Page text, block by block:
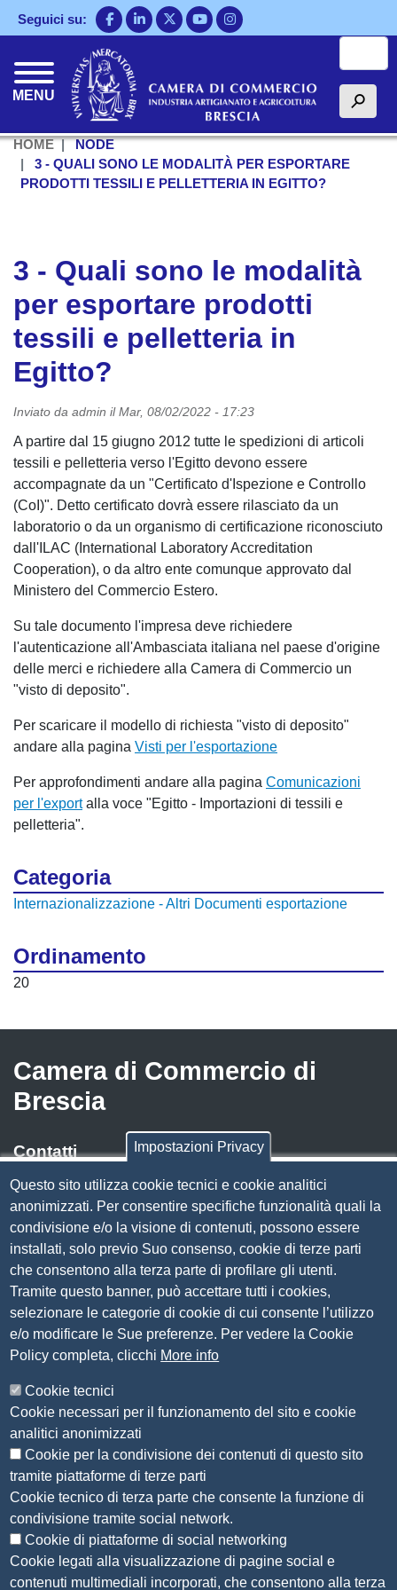
Salta
al
Seguici su:
MENU h
HOME
NODE
3 - QUALI SONO LE MODALITÀ PER ESPORTARE
PRODOTTI TESSILI E PELLETTERIA IN EGITTO?
3 - Quali sono le modalità
per esportare prodotti
tessili e pelletteria in
Egitto?
Inviato da admin ilMar, 08/02/2022 - 17:23
A partire dal 15 giugno 2012 tutte le spedizioni di articoli
tessili e pelletteria verso l'Egitto devono essere
accompagnate da un "Certificato d'Ispezione e Controllo
(CoI)". Detto certificato dovrà essere rilasciato da un
laboratorio o da un organismo di certificazione riconosciuto
dall'ILAC (International Laboratory Accreditation
Cooperation), o da altro ente comunque approvato dal
Ministero del Commercio Estero.
Su tale documento l'impresa deve richiedere
l'autenticazione all'Ambasciata italiana nel paese d'origine
delle merci e richiedere alla Camera di Commercio un
"visto di deposito".
Per scaricare il modello di richiesta "visto di deposito"
andare alla pagina Visti per l'esportazione
Per approfondimenti andare alla pagina Comunicazioni
per l'exportalla voce "Egitto - Importazioni di tessili e
pelletteria".
Categoria
Internazionalizzazione - Altri Documenti esportazione
Ordinamento
20
Camera di Commercio di
Brescia
Contatti
Via Luigi Einaudi, 23, 25121 Brescia BS
Tel. 030 37251
PECcamera.brescia@bs.legalmail.camcom.it
P.IVA 00859790172
C.F. 80013870177
Contatti
Amministrazione Trasparente
Organizzazione
Bandi di concorso
Bandi di gara e contratti
Provvedimenti
Attività e procedimenti
Seguici su
Impostazioni Privacy
Questo sito utilizza cookie tecnici e cookie analitici
anonimizzati. Per consentire specifiche funzionalità quali la
condivisione e/o la visione di contenuti, possono essere
installati, solo previo Suo consenso, cookie di terze parti
che consentono alla terza parte di profilare gli utenti.
Tramite questo banner, può accettare tutti i cookies,
selezionare le categorie di cookie di cui consente l’utilizzo
e/o modificare le Sue preferenze. Per vedere la Cookie
Policy completa, clicchi More info
Cookie tecnici
Cookie necessari per il funzionamento del sito e cookie
analitici anonimizzati
Cookie per la condivisione dei contenuti di questo sito
tramite piattaforme di terze parti
Cookie tecnico di terza parte che consente la funzione di
condivisione tramite social network.
Cookie di piattaforme di social networking
Cookie legati alla visualizzazione di pagine social e
contenuti multimediali incorporati, che consentono alla terza